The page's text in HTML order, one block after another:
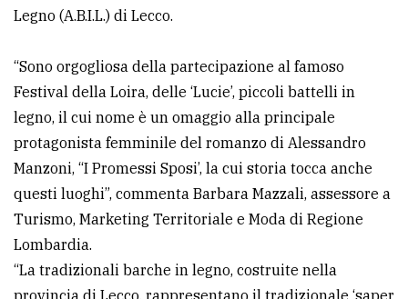
Legno (A.B.I.L.) di Lecco.
“Sono orgogliosa della partecipazione al famoso
Festival della Loira, delle ‘Lucie’, piccoli battelli in
legno, il cui nome è un omaggio alla principale
protagonista femminile del romanzo di Alessandro
Manzoni, “I Promessi Sposi’, la cui storia tocca anche
questi luoghi”, commenta Barbara Mazzali, assessore a
Turismo, Marketing Territoriale e Moda di Regione
Lombardia.
“La tradizionali barche in legno, costruite nella
provincia di Lecco, rappresentano il tradizionale ‘saper